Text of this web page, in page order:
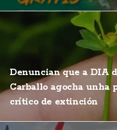
Denuncian que a DIA
Carballo agocha unha
crítico de extinción